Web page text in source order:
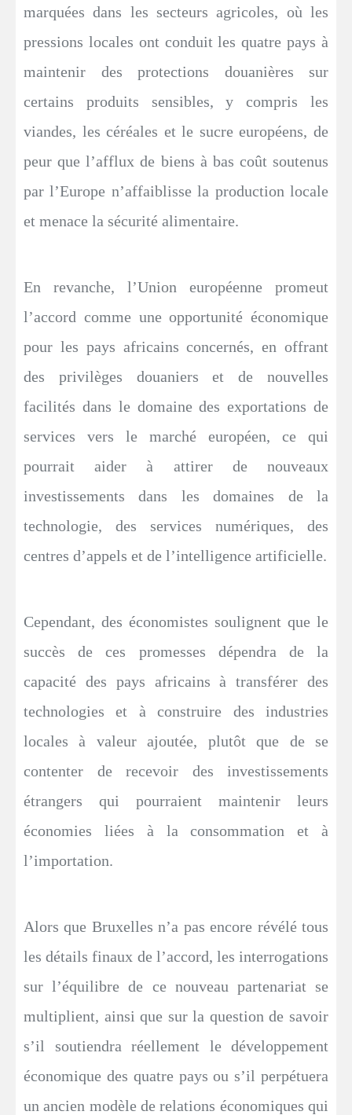
marquées dans les secteurs agricoles, où les
pressions locales ont conduit les quatre pays à
maintenir des protections douanières sur
certains produits sensibles, y compris les
viandes, les céréales et le sucre européens, de
peur que l’afflux de biens à bas coût soutenus
par l’Europe n’affaiblisse la production locale
et menace la sécurité alimentaire.
En revanche, l’Union européenne promeut
l’accord comme une opportunité économique
pour les pays africains concernés, en offrant
des privilèges douaniers et de nouvelles
facilités dans le domaine des exportations de
services vers le marché européen, ce qui
pourrait aider à attirer de nouveaux
investissements dans les domaines de la
technologie, des services numériques, des
centres d’appels et de l’intelligence artificielle.
Cependant, des économistes soulignent que le
succès de ces promesses dépendra de la
capacité des pays africains à transférer des
technologies et à construire des industries
locales à valeur ajoutée, plutôt que de se
contenter de recevoir des investissements
étrangers qui pourraient maintenir leurs
économies liées à la consommation et à
l’importation.
Alors que Bruxelles n’a pas encore révélé tous
les détails finaux de l’accord, les interrogations
sur l’équilibre de ce nouveau partenariat se
multiplient, ainsi que sur la question de savoir
s’il soutiendra réellement le développement
économique des quatre pays ou s’il perpétuera
un ancien modèle de relations économiques qui